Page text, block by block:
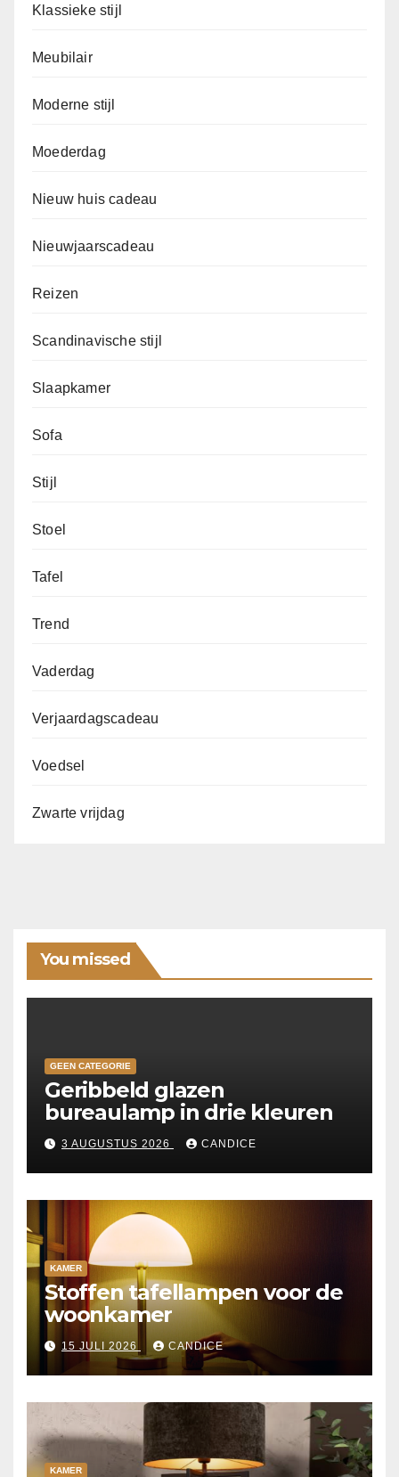
Klassieke stijl
Meubilair
Moderne stijl
Moederdag
Nieuw huis cadeau
Nieuwjaarscadeau
Reizen
Scandinavische stijl
Slaapkamer
Sofa
Stijl
Stoel
Tafel
Trend
Vaderdag
Verjaardagscadeau
Voedsel
Zwarte vrijdag
You missed
GEEN CATEGORIE
Geribbeld glazen
bureaulamp in drie kleuren
3 AUGUSTUS 2026 CANDICE
KAMER
Stoffen tafellampen voor de
woonkamer
15 JULI 2026 CANDICE
KAMER